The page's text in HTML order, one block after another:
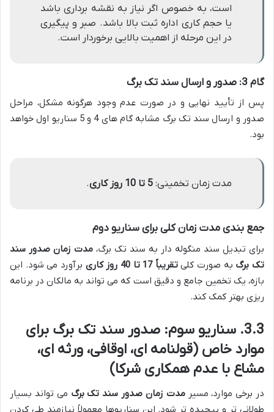
است، به خصوص اگر نیاز به نقشه برداری باشد
یا حجم کاری اداره ثبت بالا باشد. صبر و پیگیری
در این مرحله از اهمیت بالایی برخوردار است.
گام 3: صدور و ارسال سند تک برگ
پس از تأیید نهایی و در صورت عدم وجود هرگونه مشکل، مراحل
صدور و ارسال سند تک برگ مشابه گام های 4 و 5 سناریو اول خواهد
بود.
مدت زمان تخمینی: 5 تا 10 روز کاری .
جمع بندی مدت زمان کلی برای سناریو دوم
برای تبدیل سند منگوله دار به سند تک برگ، مدت زمان صدور سند
تک برگ به صورت کلیتقریباً 17 تا 40 روز کاری
برآورد می شود. این
بازه، یک تخمین جامع و دقیق است که می تواند به مالکان در برنامه
ریزی بهتر کمک کند.
3.3. سناریو سوم: صدور سند تک برگ برای
موارد خاص (قولنامه ای، اوقافی، ورثه ای،
مشاع با عدم همکاری شرکا)
در برخی موارد، مسیرمدت زمان صدور سند تک برگ می تواند بسیار